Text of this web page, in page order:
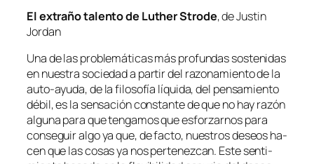
El ex­tra­ño ta­len­to de Luther Strode, de Justin
Jordan
Una de las pro­ble­má­ti­cas más pro­fun­das sos­te­ni­das
en nues­tra so­cie­dad a par­tir del ra­zo­na­mien­to de la
auto-ayuda, de la fi­lo­so­fía lí­qui­da, del pen­sa­mien­to
dé­bil, es la sen­sa­ción cons­tan­te de que no hay ra­zón
al­gu­na pa­ra que ten­ga­mos que es­for­zar­nos pa­ra
con­se­guir al­go ya que,de fac­to, nues­tros de­seos ha­
cen que las co­sas ya nos per­te­nez­can. Este sen­ti­